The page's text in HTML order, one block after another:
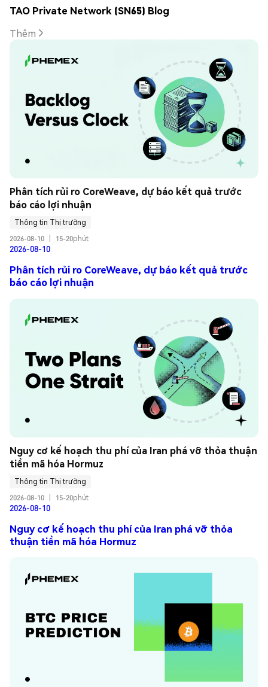
TAO Private Network (SN65) Blog
Thêm
Phân tích rủi ro CoreWeave, dự báo kết quả trước
báo cáo lợi nhuận
Thông tin Thị trường
2026-08-10
15-20phút
2026-08-10
Phân tích rủi ro CoreWeave, dự báo kết quả trước
báo cáo lợi nhuận
Nguy cơ kế hoạch thu phí của Iran phá vỡ thỏa thuận
tiền mã hóa Hormuz
Thông tin Thị trường
2026-08-10
15-20phút
2026-08-10
Nguy cơ kế hoạch thu phí của Iran phá vỡ thỏa
thuận tiền mã hóa Hormuz